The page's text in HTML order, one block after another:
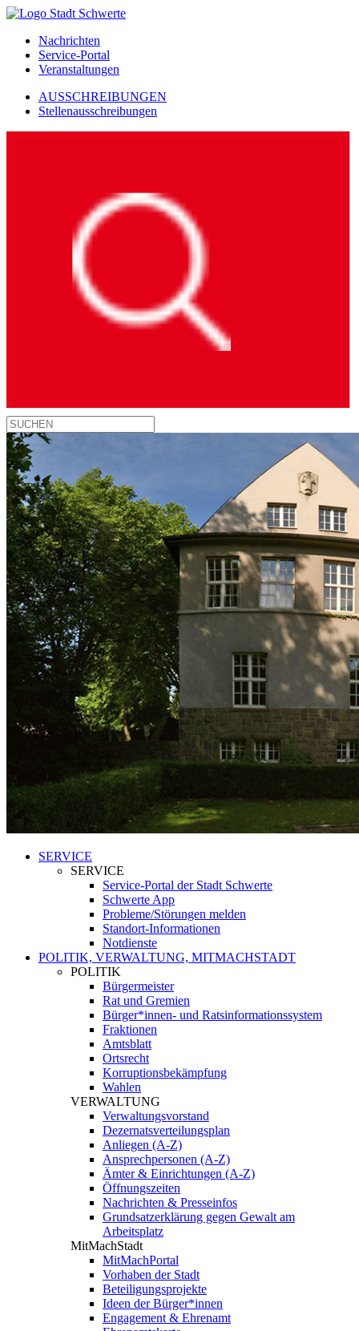
Nachrichten
Service-Portal
Veranstaltungen
AUSSCHREIBUNGEN
Stellenausschreibungen
SERVICE
SERVICE
Service-Portal der Stadt Schwerte
Schwerte App
Probleme/Störungen melden
Standort-Informationen
Notdienste
POLITIK, VERWALTUNG, MITMACHSTADT
POLITIK
Bürgermeister
Rat und Gremien
Bürger*innen- und Ratsinformationssystem
Fraktionen
Amtsblatt
Ortsrecht
Korruptionsbekämpfung
Wahlen
VERWALTUNG
Verwaltungsvorstand
Dezernatsverteilungsplan
Anliegen (A-Z)
Ansprechpersonen (A-Z)
Ämter & Einrichtungen (A-Z)
Öffnungszeiten
Nachrichten & Presseinfos
Grundsatzerklärung gegen Gewalt am
Arbeitsplatz
MitMachStadt
MitMachPortal
Vorhaben der Stadt
Beteiligungsprojekte
Ideen der Bürger*innen
Engagement & Ehrenamt